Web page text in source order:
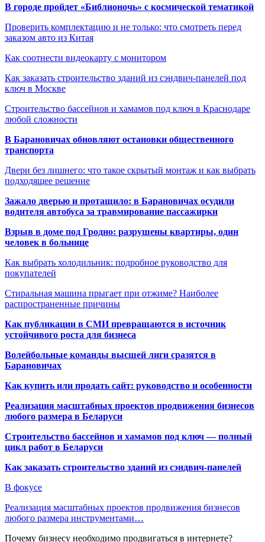
В городе пройдет «Библионочь» с космической тематикой
Проверить комплектацию и не только: что смотреть перед
заказом авто из Китая
Как соотнести видеокарту с монитором
Как заказать строительство зданий из сэндвич-панелей под
ключ в Москве
Строительство бассейнов и хамамов под ключ в Краснодаре
любой сложности
В Барановичах обновляют остановки общественного
транспорта
Двери без лишнего: что такое скрытый монтаж и как выбрать
подходящее решение
Зажало дверью и протащило: в Барановичах осудили
водителя автобуса за травмирование пассажирки
Взрыв в доме под Гродно: разрушены квартиры, один
человек в больнице
Как выбрать холодильник: подробное руководство для
покупателей
Стиральная машина прыгает при отжиме? Наиболее
распространенные причины
Как публикации в СМИ превращаются в источник
устойчивого роста для бизнеса
Волейбольные команды высшей лиги сразятся в
Барановичах
Как купить или продать сайт: руководство и особенности
Реализация масштабных проектов продвижения бизнесов
любого размера в Беларуси
Строительство бассейнов и хамамов под ключ — полный
цикл работ в Беларуси
Как заказать строительство зданий из сэндвич-панелей
В фокусе
Реализация масштабных проектов продвижения бизнесов
любого размера инструментами…
Почему бизнесу необходимо продвигаться в интернете?